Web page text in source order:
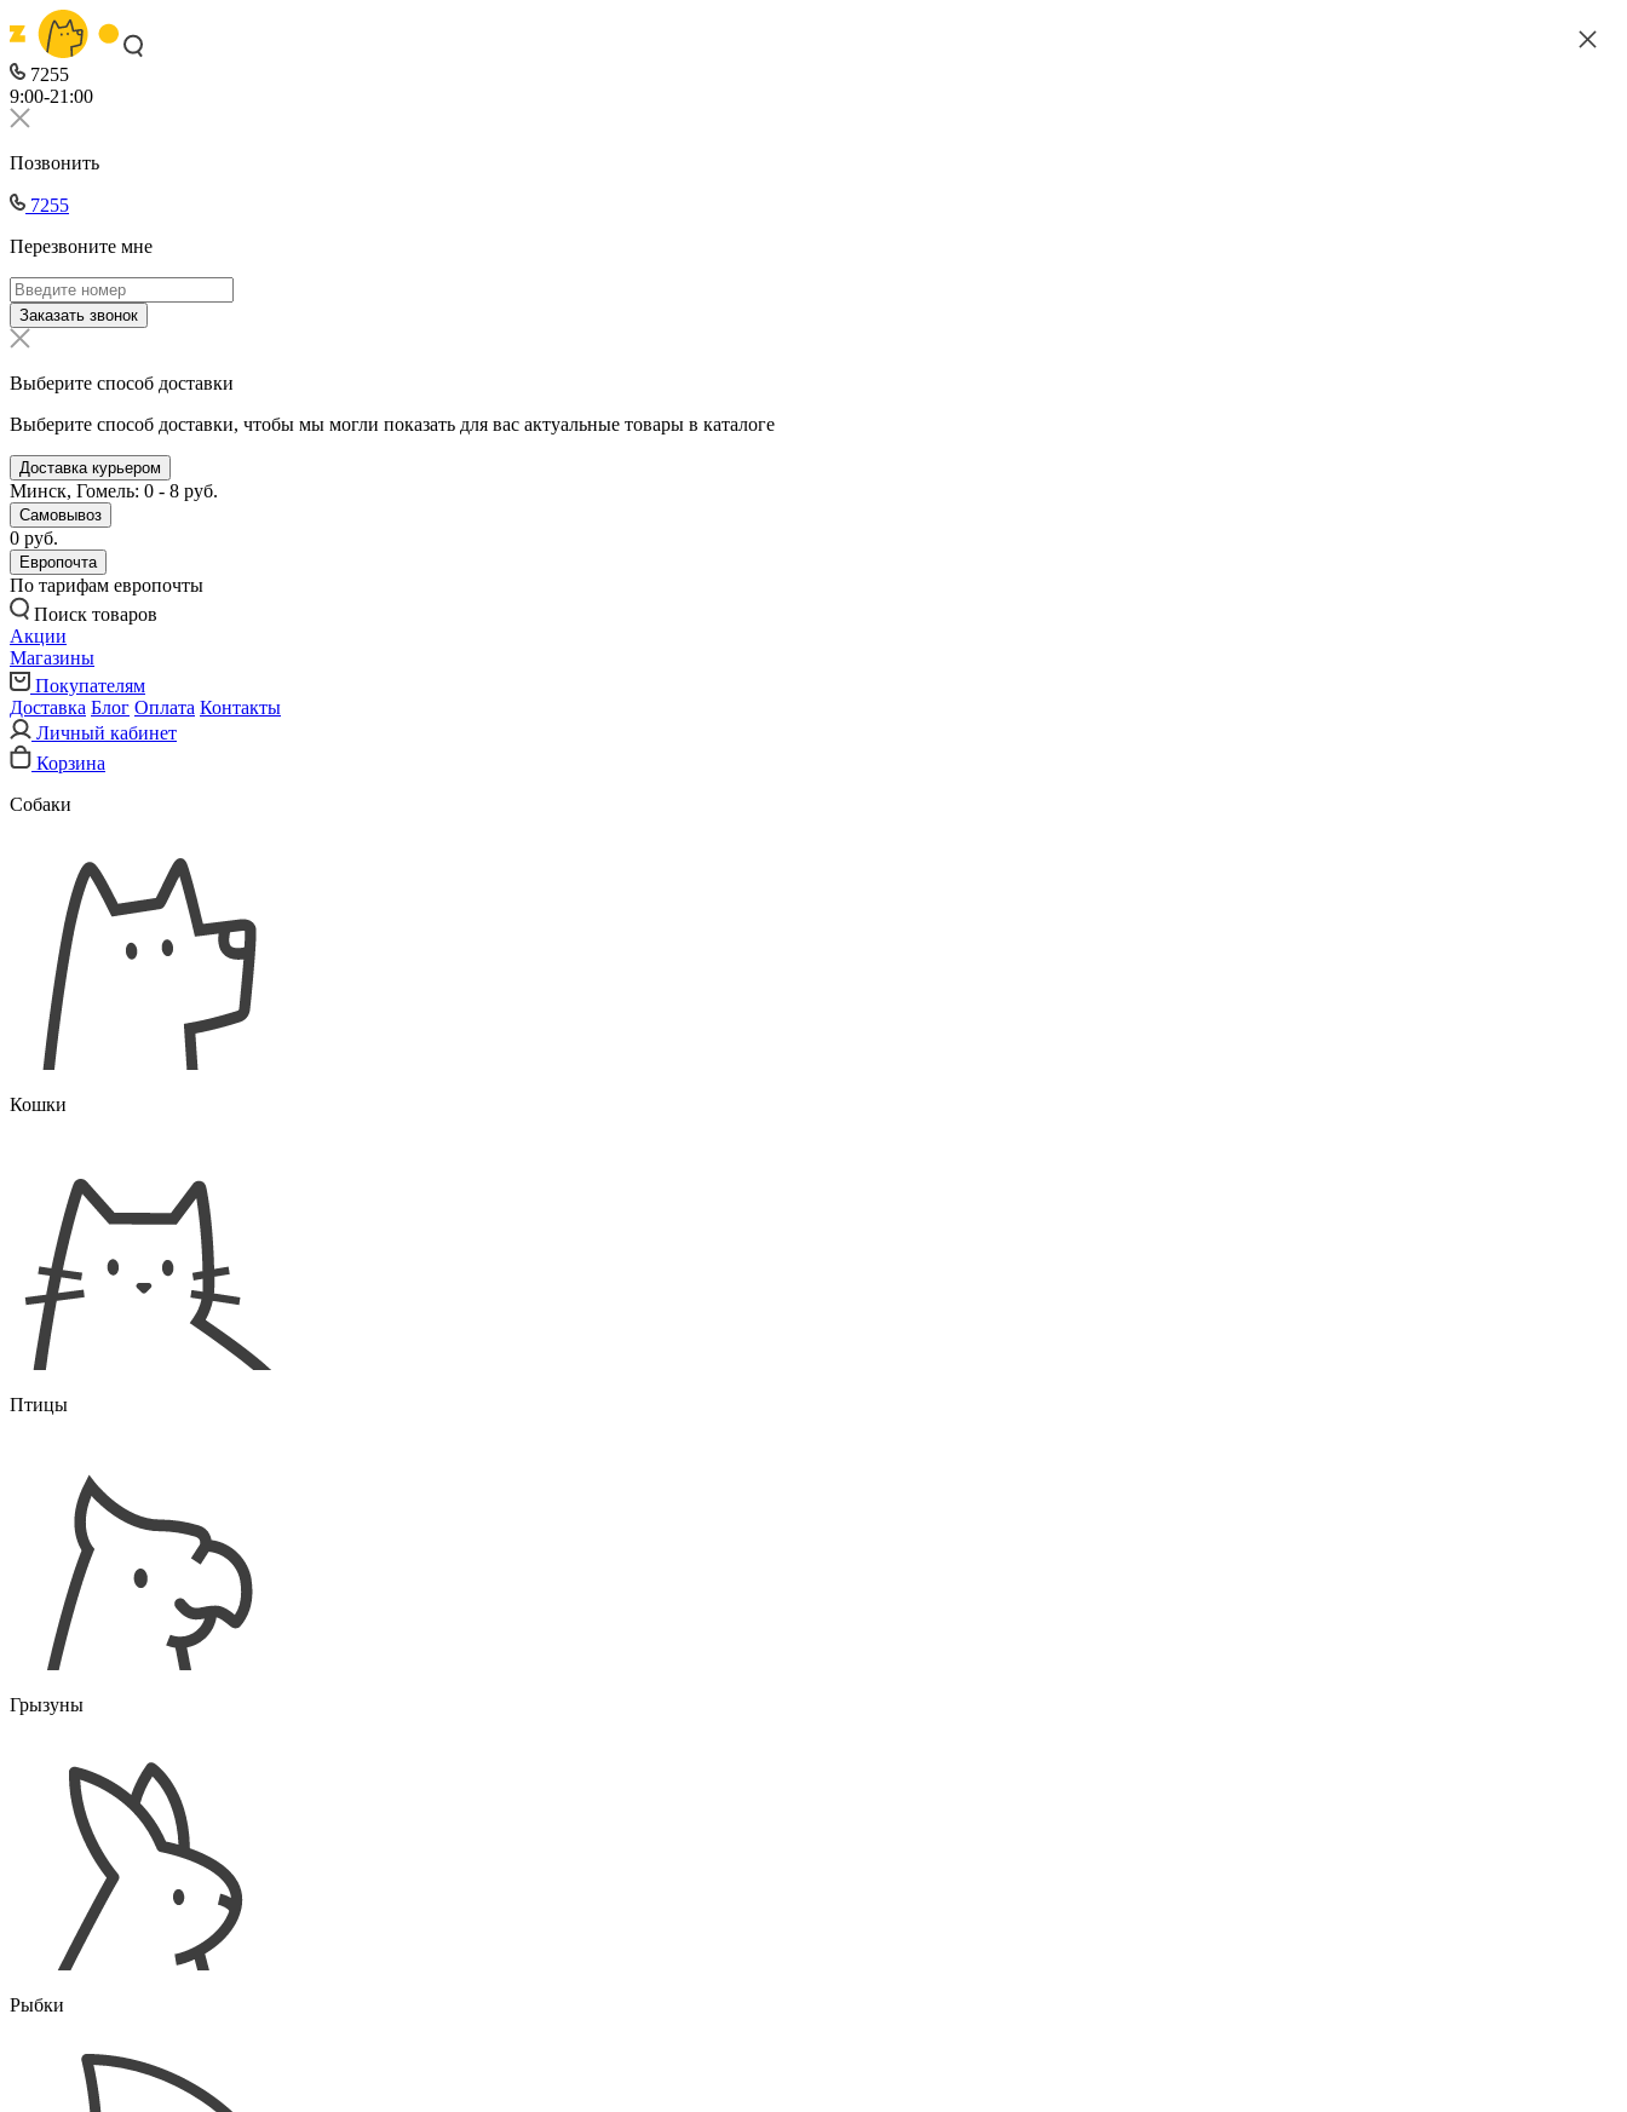
7255
9:00-21:00
Позвонить
7255
Перезвоните мне
Заказать звонок
Выберите способ доставки
Выберите способ доставки, чтобы мы могли показать для вас актуальные товары в каталоге
Доставка курьером
Минск, Гомель: 0 - 8 руб.
Самовывоз
0 руб.
Европочта
По тарифам европочты
Поиск товаров
Акции
Магазины
Покупателям
Доставка Блог Оплата Контакты
Личный кабинет
Корзина
Собаки
Кошки
Птицы
Грызуны
Рыбки